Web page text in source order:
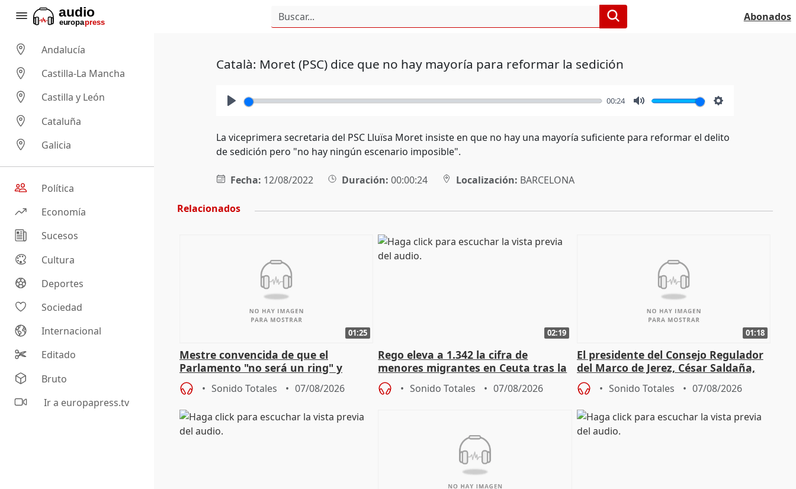
Abonados
Andalucía
Castilla-La Mancha
Castilla y León
Cataluña
Galicia
Política
Economía
Sucesos
Cultura
Deportes
Sociedad
Internacional
Editado
Bruto
Ir a europapress.tv
Català: Moret (PSC) dice que no hay mayoría para reformar la sedición
00:24
La viceprimera secretaria del PSC Lluïsa Moret insiste en que no hay una mayoría suficiente para reformar el delito
de sedición pero "no hay ningún escenario imposible".
Fecha: 12/08/2022 Duración: 00:00:24 Localización: BARCELONA
Relacionados
01:25
Mestre convencida de que el
Parlamento "no será un ring" y
defiende "estabilidad" del pacto con
Vox
Sonido Totales 07/08/2026
02:19
Rego eleva a 1.342 la cifra de
menores migrantes en Ceuta tras la
entrada masiva
Sonido Totales 07/08/2026
01:18
El presidente del Consejo Regulador
del Marco de Jerez, César Saldaña,
sobre exportaciones
Sonido Totales 07/08/2026